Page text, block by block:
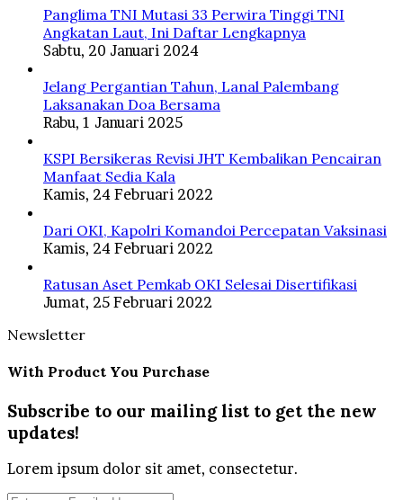
Panglima TNI Mutasi 33 Perwira Tinggi TNI
Angkatan Laut, Ini Daftar Lengkapnya
Sabtu, 20 Januari 2024
Jelang Pergantian Tahun, Lanal Palembang
Laksanakan Doa Bersama
Rabu, 1 Januari 2025
KSPI Bersikeras Revisi JHT Kembalikan Pencairan
Manfaat Sedia Kala
Kamis, 24 Februari 2022
Dari OKI, Kapolri Komandoi Percepatan Vaksinasi
Kamis, 24 Februari 2022
Ratusan Aset Pemkab OKI Selesai Disertifikasi
Jumat, 25 Februari 2022
Newsletter
With Product You Purchase
Subscribe to our mailing list to get the new
updates!
Lorem ipsum dolor sit amet, consectetur.